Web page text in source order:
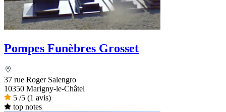
Pompes Funèbres Grosset
37 rue Roger Salengro
10350 Marigny-le-Châtel
5 /5 (1 avis)
top notes